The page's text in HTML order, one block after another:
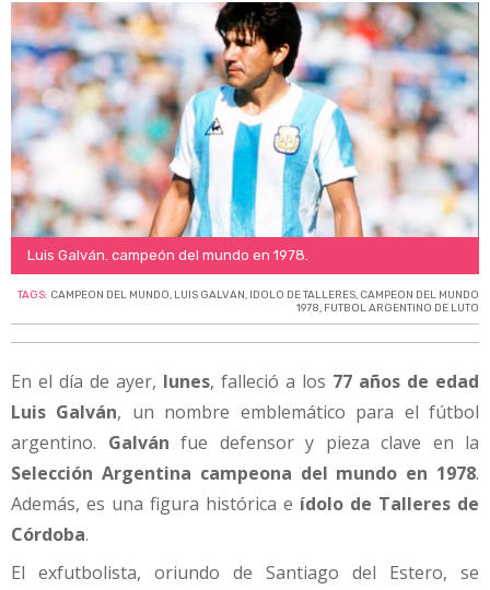
Luis Galván. campeón del mundo en 1978.
TAGS: CAMPEON DEL MUNDO, LUIS GALVAN, IDOLO DE TALLERES, CAMPEON DEL MUNDO
1978, FUTBOL ARGENTINO DE LUTO
En el día de ayer, lunes, falleció a los 77 años de edad
Luis Galván, un nombre emblemático para el fútbol
argentino. Galván fue defensor y pieza clave en la
Selección Argentina campeona del mundo en 1978.
Además, es una figura histórica e ídolo de Talleres de
Córdoba.
El exfutbolista, oriundo de Santiago del Estero, se